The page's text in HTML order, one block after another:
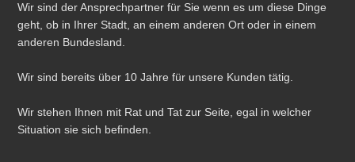
Wir sind der Ansprechpartner für Sie wenn es um diese Dinge
geht, ob in Ihrer Stadt, an einem anderen Ort oder in einem
anderen Bundesland.
Wir sind bereits über 10 Jahre für unsere Kunden tätig.
Wir stehen Ihnen mit Rat und Tat zur Seite, egal in welcher
Situation sie sich befinden.